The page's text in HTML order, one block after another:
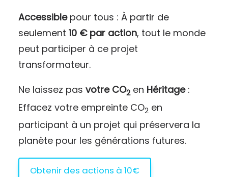
Accessiblepour tous : À partir de
seulement 10 € par action, tout le monde
peut participer à ce projet
transformateur.
Ne laissez pas votre CO2en Héritage:
Effacez votre empreinte CO2 en
participant à un projet qui préservera la
planète pour les générations futures.
Obtenir des actions à 10€